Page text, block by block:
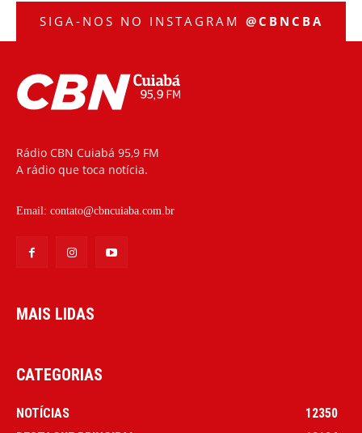
SIGA-NOS NO INSTAGRAM @CBNCBA
Rádio CBN Cuiabá 95,9 FM
A rádio que toca notícia.
Email: contato@cbncuiaba.com.br
MAIS LIDAS
CATEGORIAS
NOTÍCIAS
12350